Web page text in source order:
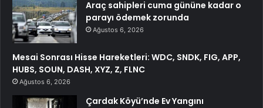
Araç sahipleri cuma gününe kadar o
parayı ödemek zorunda
Ağustos 6, 2026
Mesai Sonrası Hisse Hareketleri: WDC, SNDK, FIG, APP,
HUBS, SOUN, DASH, XYZ, Z, FLNC
Ağustos 6, 2026
Çardak Köyü’nde Ev Yangını